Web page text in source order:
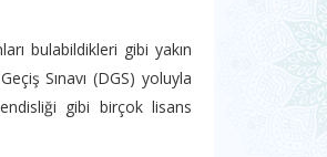
bulabildikleri gibi yakın
Sınavı (DGS) yoluyla
gibi birçok lisans